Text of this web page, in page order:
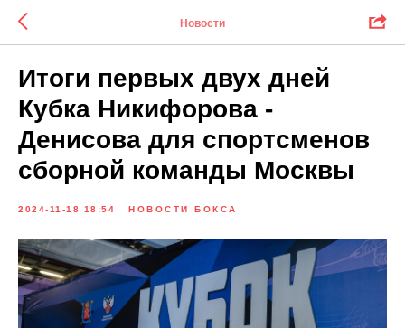
Новости
Итоги первых двух дней
Кубка Никифорова -
Денисова для спортсменов
сборной команды Москвы
2024-11-18 18:54 НОВОСТИ БОКСА